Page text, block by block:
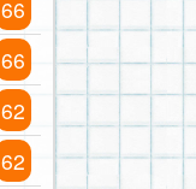
66
66
62
62